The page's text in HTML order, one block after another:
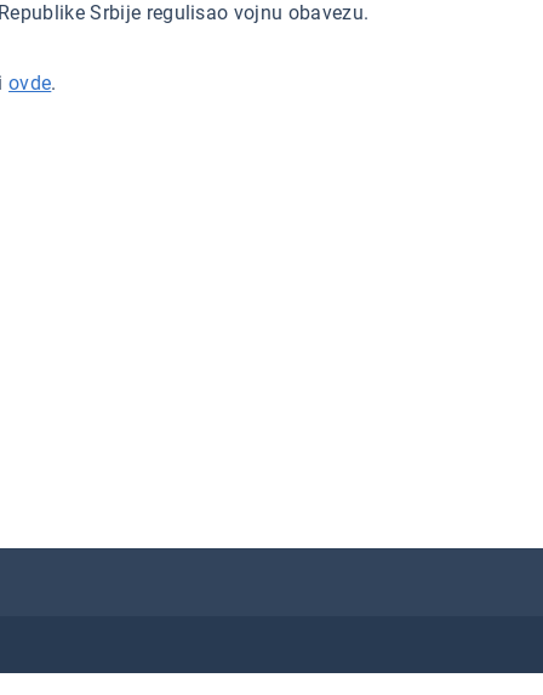
Srbije regulisao vojnu obavezu.
ovde.